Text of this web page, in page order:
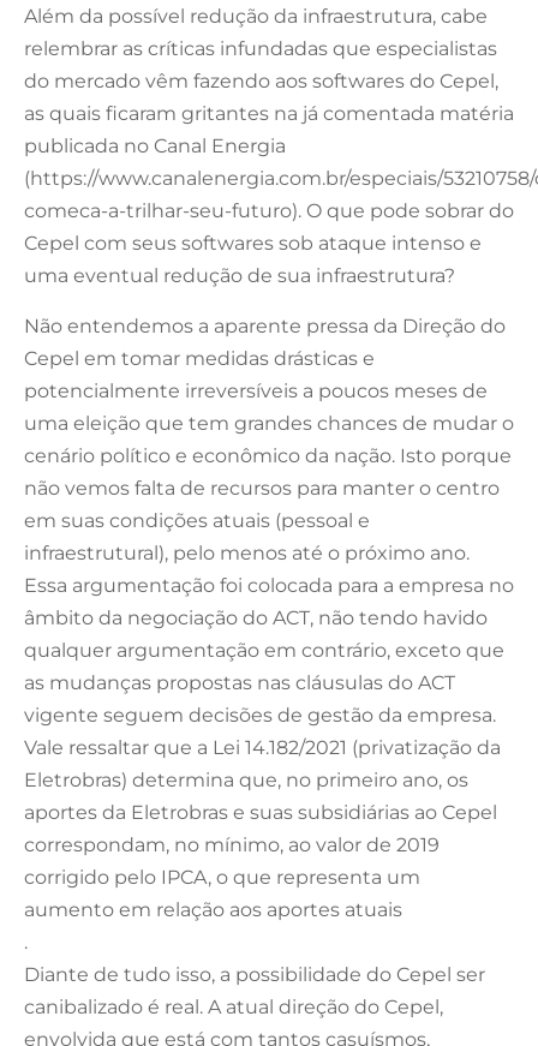
Além da possível redução da infraestrutura, cabe
relembrar as críticas infundadas que especialistas
do mercado vêm fazendo aos softwares do Cepel,
as quais ficaram gritantes na já comentada matéria
publicada no Canal Energia
(https://www.canalenergia.com.br/especiais/
comeca-a-trilhar-seu-futuro). O que pode sobrar do
Cepel com seus softwares sob ataque intenso e
uma eventual redução de sua infraestrutura?
Não entendemos a aparente pressa da Direção do
Cepel em tomar medidas drásticas e
potencialmente irreversíveis a poucos meses de
uma eleição que tem grandes chances de mudar o
cenário político e econômico da nação. Isto porque
não vemos falta de recursos para manter o centro
em suas condições atuais (pessoal e
infraestrutural), pelo menos até o próximo ano.
Essa argumentação foi colocada para a empresa no
âmbito da negociação do ACT, não tendo havido
qualquer argumentação em contrário, exceto que
as mudanças propostas nas cláusulas do ACT
vigente seguem decisões de gestão da empresa.
Vale ressaltar que a Lei 14.182/2021 (privatização da
Eletrobras) determina que, no primeiro ano, os
aportes da Eletrobras e suas subsidiárias ao Cepel
correspondam, no mínimo, ao valor de 2019
corrigido pelo IPCA, o que representa um
aumento em relação aos aportes atuais
.
Diante de tudo isso, a possibilidade do Cepel ser
canibalizado é real. A atual direção do Cepel,
envolvida que está com tantos casuísmos,